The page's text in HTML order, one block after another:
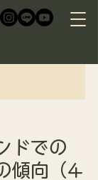
ドでの
傾向（4